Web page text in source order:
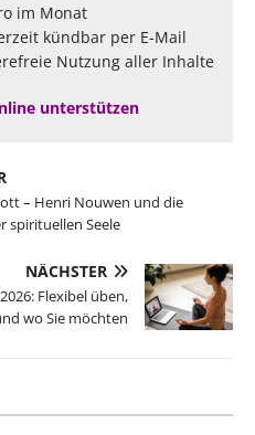
im Monat
kündbar per E-Mail
Nutzung aller Inhalte
unterstützen
– Henri Nouwen und die
spirituellen Seele
NÄCHSTER
Flexibel üben,
wo Sie möchten